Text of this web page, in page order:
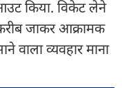
किया. विकेट लेने
जाकर आक्रामक
वाला व्यवहार माना